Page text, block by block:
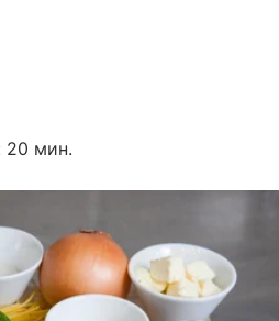
20 мин.